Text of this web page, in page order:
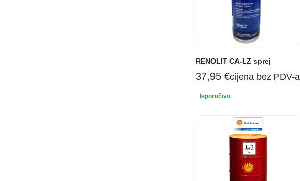
RENOLIT CA-LZ sprej
37,95 €cijena bez PDV-a
Isporučivo